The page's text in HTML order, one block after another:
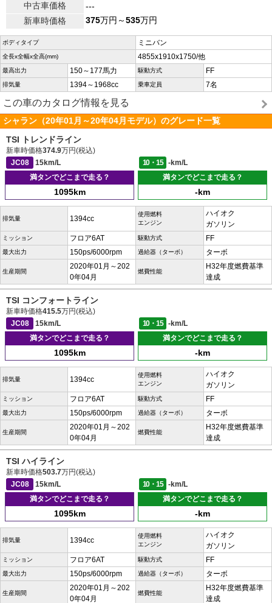
中古車価格
---
新車時価格
375万円～535万円
ボディタイプ ミニバン
全長x全幅x全高(mm) 4855x1910x1750/他
最高出力 150～177馬力 駆動方式 FF
排気量 1394～1968cc 乗車定員 7名
この車のカタログ情報を見る
シャラン（20年01月～20年04月モデル）のグレード一覧
TSI トレンドライン
新車時価格374.9万円(税込)
JC08
15km/L 10・15
-km/L
満タンでどこまで走る？
1095km
満タンでどこまで走る？
-km
排気量 1394cc
使用燃料
エンジン
ハイオク
ガソリン
ミッション フロア6AT 駆動方式 FF
最大出力 150ps/6000rpm 過給器（ターボ） ターボ
生産期間
2020年01月～202
0年04月
燃費性能
H32年度燃費基準
達成
TSI コンフォートライン
新車時価格415.5万円(税込)
JC08
15km/L 10・15
-km/L
満タンでどこまで走る？
1095km
満タンでどこまで走る？
-km
排気量 1394cc
使用燃料
エンジン
ハイオク
ガソリン
ミッション フロア6AT 駆動方式 FF
最大出力 150ps/6000rpm 過給器（ターボ） ターボ
生産期間
2020年01月～202
0年04月
燃費性能
H32年度燃費基準
達成
TSI ハイライン
新車時価格503.7万円(税込)
JC08
15km/L 10・15
-km/L
満タンでどこまで走る？
1095km
満タンでどこまで走る？
-km
排気量 1394cc
使用燃料
エンジン
ハイオク
ガソリン
ミッション フロア6AT 駆動方式 FF
最大出力 150ps/6000rpm 過給器（ターボ） ターボ
生産期間
2020年01月～202
0年04月
燃費性能
H32年度燃費基準
達成